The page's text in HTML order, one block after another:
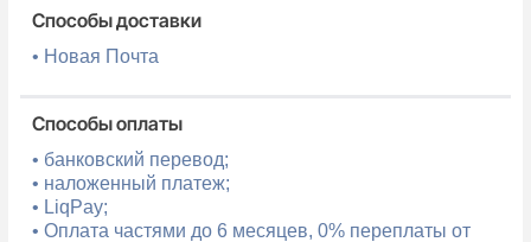
Способы доставки
• Новая Почта
Способы оплаты
• банковский перевод;
• наложенный платеж;
• LiqPay;
• Оплата частями до 6 месяцев, 0% переплаты от